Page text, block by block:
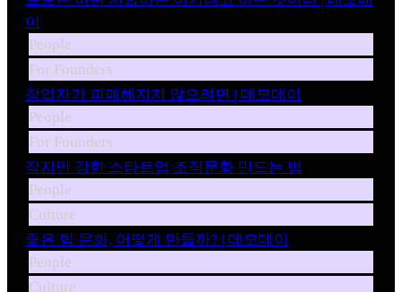
이
People
For Founders
창업자가 피폐해지지 않으려면 | 데모데이
People
For Founders
작지만 강한 스타트업 조직문화 만드는 법
People
Culture
좋은 팀 문화, 어떻게 만들까? | 데모데이
People
Culture